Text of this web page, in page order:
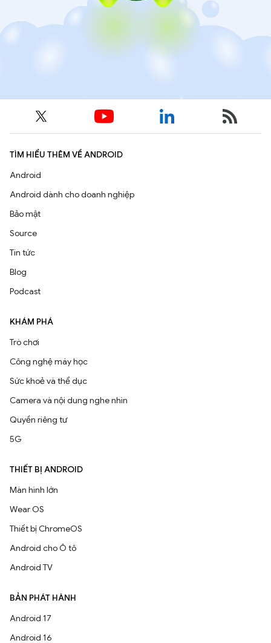
TÌM HIỂU THÊM VỀ ANDROID
Android
Android dành cho doanh nghiệp
Bảo mật
Source
Tin tức
Blog
Podcast
KHÁM PHÁ
Trò chơi
Công nghệ máy học
Sức khoẻ và thể dục
Camera và nội dung nghe nhìn
Quyền riêng tư
5G
THIẾT BỊ ANDROID
Màn hình lớn
Wear OS
Thiết bị ChromeOS
Android cho Ô tô
Android TV
BẢN PHÁT HÀNH
Android 17
Android 16